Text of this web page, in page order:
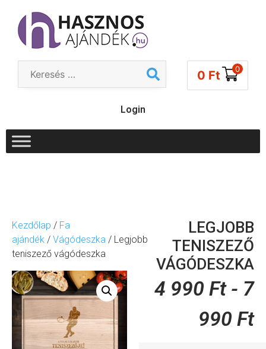
0 Ft 0
Login
Kezdőlap / Fa
ajándék / Vágódeszka / Legjobb
teniszező vágódeszka
LEGJOBB
TENISZEZŐ
VÁGÓDESZKA
4 990 Ft- 7
990 Ft